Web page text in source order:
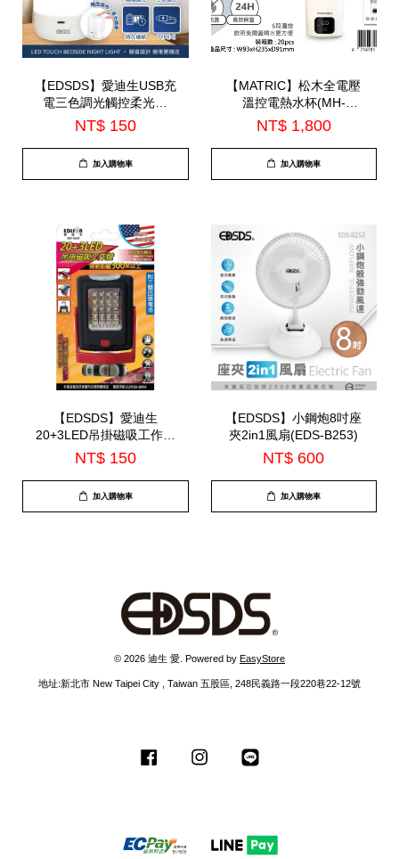
【EDSDS】愛迪生USB充
電三色調光觸控柔光燈
(EDS-L051)
NT$ 150
加入購物車
【MATRIC】松木全電壓
溫控電熱水杯(MH-
BT0625L)
NT$ 1,800
加入購物車
【EDSDS】愛迪生
20+3LED吊掛磁吸工作燈
(EDS-G629)
NT$ 150
加入購物車
【EDSDS】小鋼炮8吋座
夾2in1風扇(EDS-B253)
NT$ 600
加入購物車
© 2026 迪生 愛. Powered by EasyStore
地址:新北市 New Taipei City , Taiwan 五股區, 248民義路一段220巷22-12號
Facebook Instagram